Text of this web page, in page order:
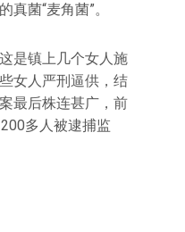
菌“麦角菌”。
是镇上几个女人施
女人严刑逼供，结
最后株连甚广，前
多人被逮捕监